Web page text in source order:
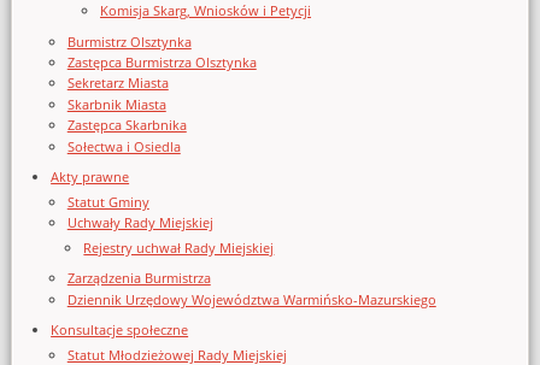
Komisja Skarg, Wniosków i Petycji
Burmistrz Olsztynka
Zastępca Burmistrza Olsztynka
Sekretarz Miasta
Skarbnik Miasta
Zastępca Skarbnika
Sołectwa i Osiedla
Akty prawne
Statut Gminy
Uchwały Rady Miejskiej
Rejestry uchwał Rady Miejskiej
Zarządzenia Burmistrza
Dziennik Urzędowy Województwa Warmińsko-Mazurskiego
Konsultacje społeczne
Statut Młodzieżowej Rady Miejskiej